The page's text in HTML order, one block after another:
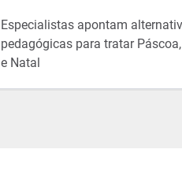
Especialistas apontam
pedagógicas para tratar
e Natal